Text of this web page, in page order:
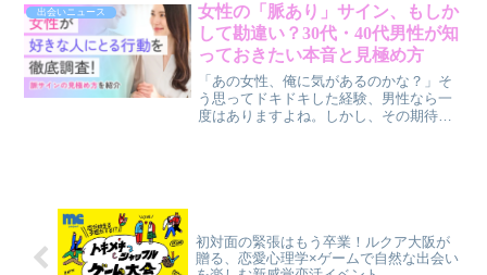
出会いニュース
女性の「脈あり」サイン、もしか
して勘違い？30代・40代男性が知
っておきたい本音と見極め方
「あの女性、俺に気があるのかな？」そ
う思ってドキドキした経験、男性なら一
度はありますよね。しかし、その期待、
本当に知るべき「脈ありサイン」の見極
め方をご紹介します。
初対面の緊張はもう卒業！ルクア大阪が
贈る、恋愛心理学×ゲームで自然な出会い